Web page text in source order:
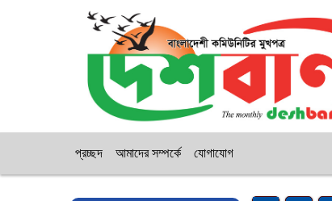
প্রচ্ছদ আমাদের সম্পর্কে যোগাযোগ